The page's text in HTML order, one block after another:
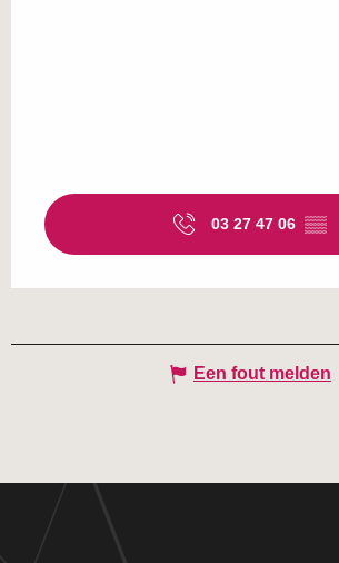
03 27 47 06 ▒▒
Een fout melden